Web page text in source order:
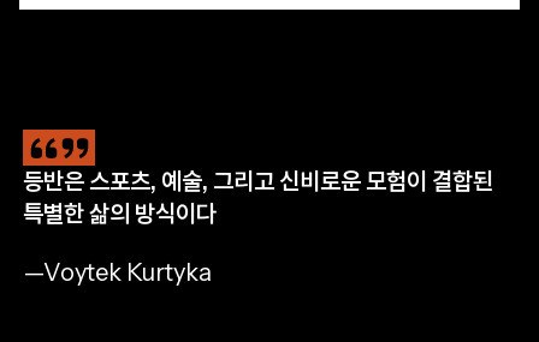
등반은 스포츠, 예술, 그리고 신비로운 모험이 결합된
특별한 삶의 방식이다
—Voytek Kurtyka
CLIMB
완등을 위한 필수 장비
SHOP NOW
HIKE
자연으로 나아갈 완벽한 준비
SHOP NOW
RUN
멈추지 않는 산악 트레일 러닝
SHOP NOW
APPAREL
모든 아웃도어 모험을 위해
SHOP MEN'S